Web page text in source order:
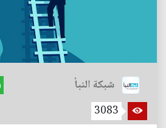
شبكة النبأ
3083